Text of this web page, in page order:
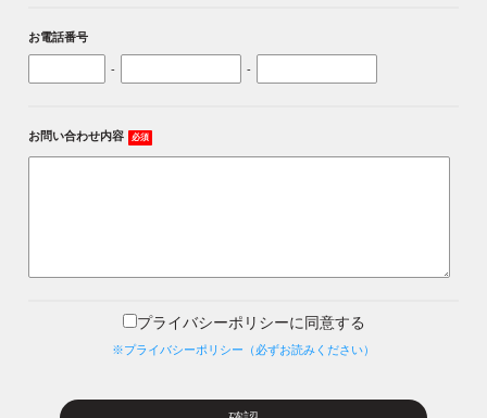
お電話番号
- -
お問い合わせ内容 必須
プライバシーポリシーに同意する
※プライバシーポリシー（必ずお読みください）